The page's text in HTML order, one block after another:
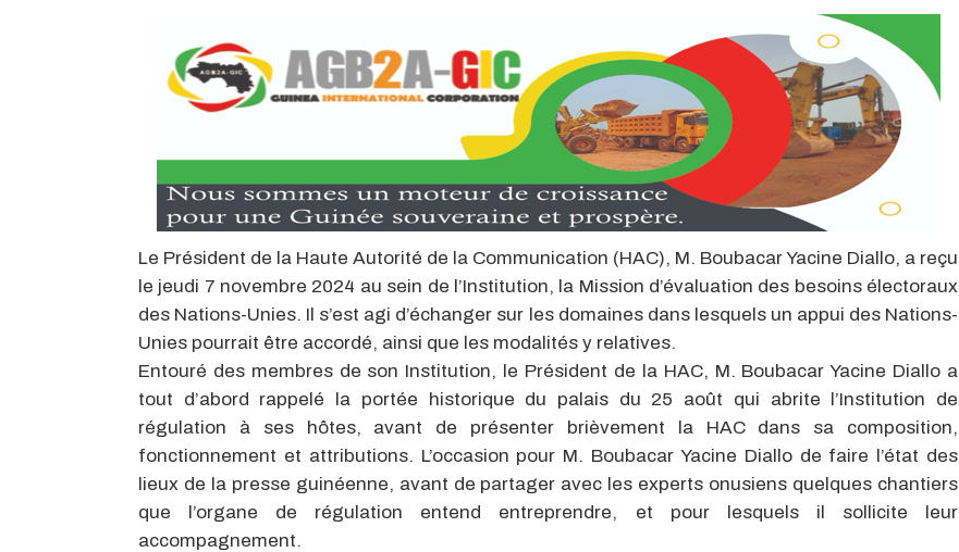
Le Président de la Haute Autorité de la Communication (HAC), M. Boubacar Yacine Diallo, a reçu
le jeudi 7 novembre 2024 au sein de l’Institution, la Mission d’évaluation des besoins électoraux
des Nations-Unies. Il s’est agi d’échanger sur les domaines dans lesquels un appui des Nations-
Unies pourrait être accordé, ainsi que les modalités y relatives.
Entouré des membres de son Institution, le Président de la HAC, M. Boubacar Yacine Diallo a
tout d’abord rappelé la portée historique du palais du 25 août qui abrite l’Institution de
régulation à ses hôtes, avant de présenter brièvement la HAC dans sa composition,
fonctionnement et attributions. L’occasion pour M. Boubacar Yacine Diallo de faire l’état des
lieux de la presse guinéenne, avant de partager avec les experts onusiens quelques chantiers
que l’organe de régulation entend entreprendre, et pour lesquels il sollicite leur
accompagnement.